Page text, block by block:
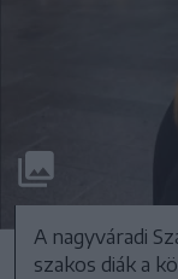
A nagyváradi
szakos diák a